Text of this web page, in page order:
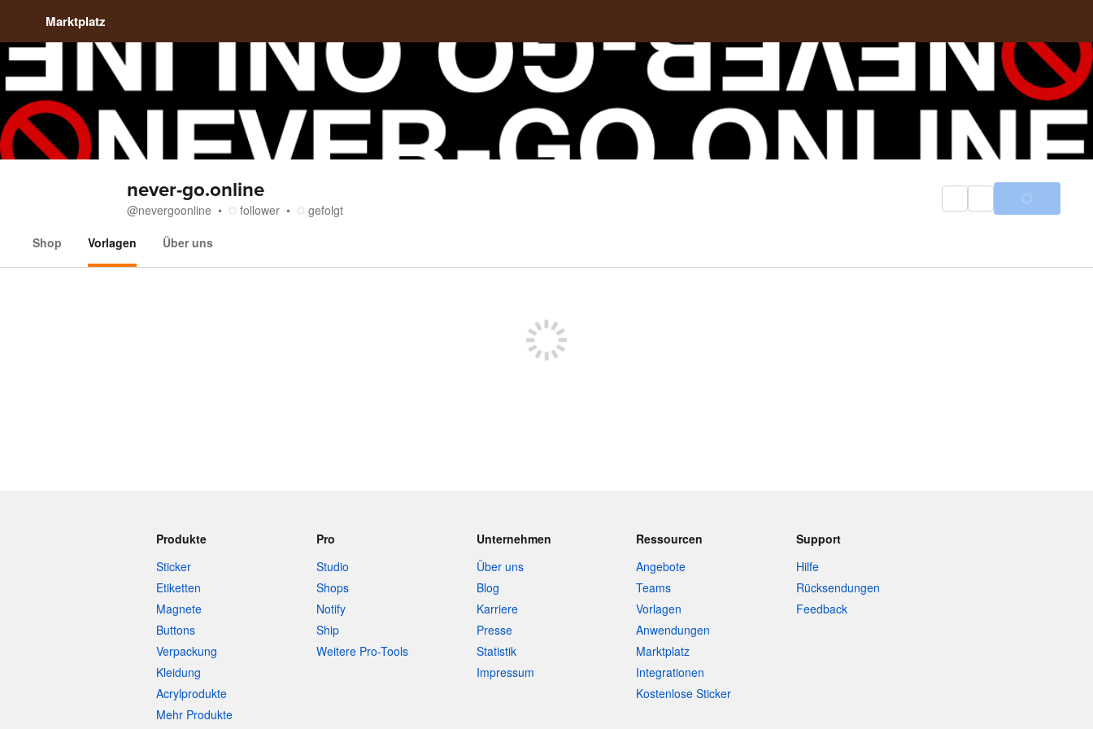
Marktplatz
never-go.online
@nevergoonline follower
gefolgt
Shop
Vorlagen Über uns
Produkte
Sticker
Etiketten
Magnete
Buttons
Verpackung
Kleidung
Acrylprodukte
Mehr Produkte
Pro
Studio
Shops
Notify
Ship
Weitere Pro-Tools
Unternehmen
Über uns
Blog
Karriere
Presse
Statistik
Impressum
Ressourcen
Angebote
Teams
Vorlagen
Anwendungen
Marktplatz
Integrationen
Kostenlose Sticker
Support
Hilfe
Rücksendungen
Feedback